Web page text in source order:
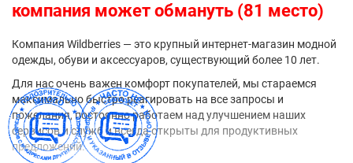
компания может обмануть (81 место)
Компания Wildberries — это крупный интернет-магазин модной
одежды, обуви и аксессуаров, существующий более 10 лет.
Для нас очень важен комфорт покупателей, мы стараемся
максимально быстро реагировать на все запросы и
пожелания, постоянно работаем над улучшением наших
сервисов и служб и всегда открыты для продуктивных
предложений.